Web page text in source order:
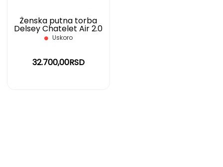
Ženska putna torba
Delsey Chatelet Air 2.0
Weekender S, roza
Uskoro
32.700,00RSD